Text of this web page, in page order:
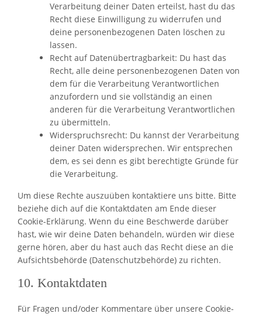
Verarbeitung deiner Daten erteilst, hast du das
Recht diese Einwilligung zu widerrufen und
deine personenbezogenen Daten löschen zu
lassen.
Recht auf Datenübertragbarkeit: Du hast das
Recht, alle deine personenbezogenen Daten von
dem für die Verarbeitung Verantwortlichen
anzufordern und sie vollständig an einen
anderen für die Verarbeitung Verantwortlichen
zu übermitteln.
Widerspruchsrecht: Du kannst der Verarbeitung
deiner Daten widersprechen. Wir entsprechen
dem, es sei denn es gibt berechtigte Gründe für
die Verarbeitung.
Um diese Rechte auszuüben kontaktiere uns bitte. Bitte
beziehe dich auf die Kontaktdaten am Ende dieser
Cookie-Erklärung. Wenn du eine Beschwerde darüber
hast, wie wir deine Daten behandeln, würden wir diese
gerne hören, aber du hast auch das Recht diese an die
Aufsichtsbehörde (Datenschutzbehörde) zu richten.
10. Kontaktdaten
Für Fragen und/oder Kommentare über unsere Cookie-